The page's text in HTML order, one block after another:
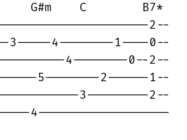
G#m    C        B7*
2--
3-----4--------1----0--
4--------0--2--
5--------2------1--
3---------2--
4-------------------